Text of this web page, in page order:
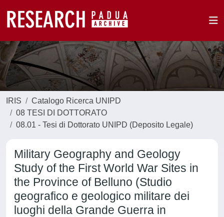
IRIS
Catalogo Ricerca UNIPD
08 TESI DI DOTTORATO
08.01 - Tesi di Dottorato UNIPD (Deposito Legale)
Military Geography and Geology
Study of the First World War Sites in
the Province of Belluno (Studio
geografico e geologico militare dei
luoghi della Grande Guerra in